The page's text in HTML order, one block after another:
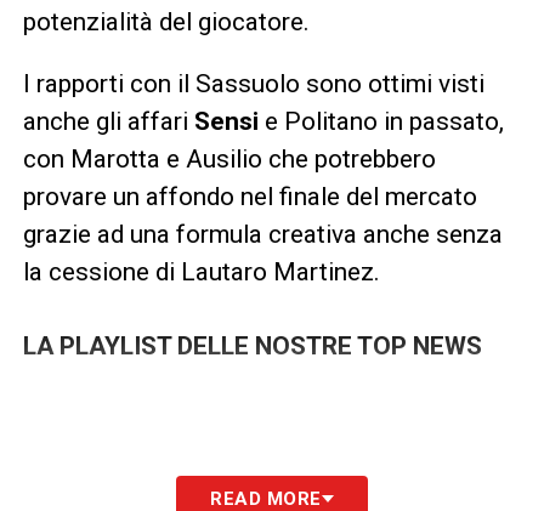
potenzialità del giocatore.
I rapporti con il Sassuolo sono ottimi visti
anche gli affari Sensi e Politano in passato,
con Marotta e Ausilio che potrebbero
provare un affondo nel finale del mercato
grazie ad una formula creativa anche senza
la cessione di Lautaro Martinez.
LA PLAYLIST DELLE NOSTRE TOP NEWS
READ MORE